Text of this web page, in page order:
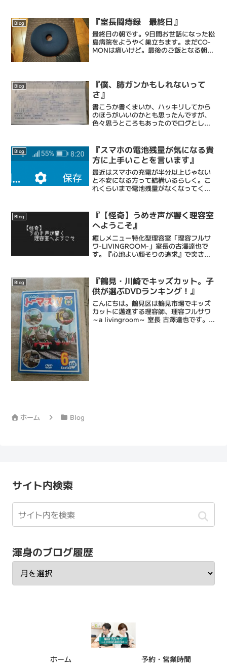
も、僕は早歩きに近いペースですけど
も、、、、なんならあ...
Blog 『室長闘痔録 最終日』
最終日の朝です。9日間お世話になった松
島病院をようやく巣立ちます。まだCO-
MONは痛いけど。最後のご飯となる朝食
りに帰宅。ドア...
Blog
『僕、肺ガンかもしれないって
さ』
書こうか書くまいか、ハッキリしてから
のほうがいいのかとも思ったんですが、
色々思うところもあったのでログとして
腸のガン検診でした。結果は2ヶ月後くら
いと言われていたのです...
Blog
『スマホの電池残量が気になる貴
方に上手いことを言います』
最近はスマホの充電が半分以上じゃない
と不安になる方って結構いるらしく。こ
れくらいまで電池残量がなくなってくる
ヘビーに使うほうなので。30%切ったら
目がうつろになります...
Blog
『【怪奇】うめき声が響く理容室
へようこそ』
癒しメニュー特化型理容室「理容フルサ
ワ-LIVINGROOM-」室長の古澤達也で
す。『心地よい顔そりの追求』で突き抜
なたにひとときの心地よい癒しと眠りを
もたらし、...
Blog
『鶴見・川崎でキッズカット。子
供が選ぶDVDランキング！』
こんにちは。鶴見区は鶴見市場でキッズ
カットに邁進する理容師、理容フルサワ
～a livingroom～ 室長 古澤達也です。理
ホーム Blog
サイト内検索
渾身のブログ履歴
ホーム
予約・営業時間